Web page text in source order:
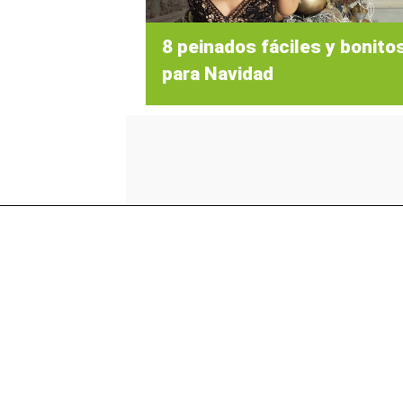
8 peinados fáciles y
para Navidad